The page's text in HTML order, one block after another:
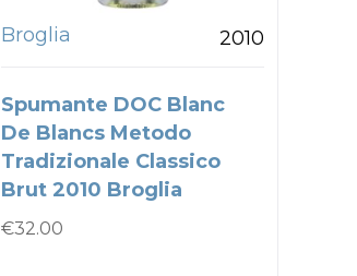
Broglia 2010
Spumante DOC Blanc
De Blancs Metodo
Tradizionale Classico
Brut 2010 Broglia
€32.00